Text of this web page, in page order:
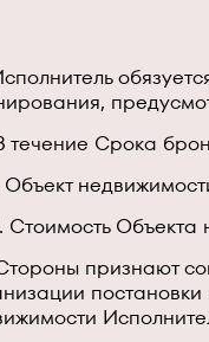
течение Срока
Объект
Стоимость
признают